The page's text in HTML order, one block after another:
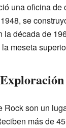
una oficina de
se
la década de
meseta
Rock son un
más de